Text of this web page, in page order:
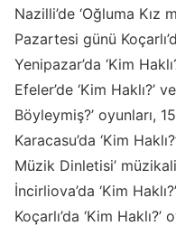
Nazilli’de ‘Oğluma Kız
Pazartesi günü
Yenipazar’da ‘Kim
Efeler’de ‘Kim Haklı?’
Böyleymiş?’ oyunları,
Karacasu’da ‘Kim
Müzik Dinletisi’
İncirliova’da ‘Kim
Koçarlı’da ‘Kim